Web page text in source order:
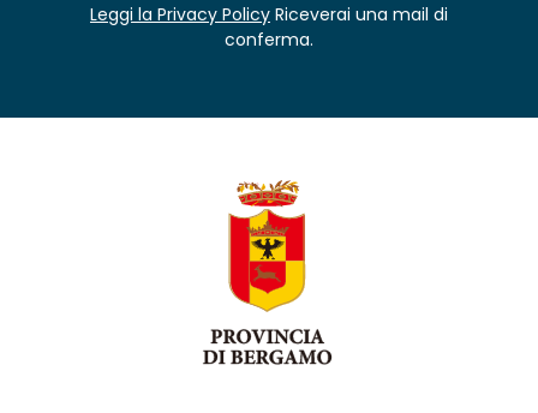
Leggi la Privacy Policy Riceverai una mail di
conferma.